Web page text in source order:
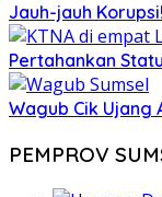
Jauh-jauh
Pertahankan
Wagub Cik Ujang
PEMPROV